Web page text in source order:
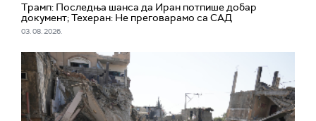
Трамп: Последња шанса да Иран потпише добар
документ; Техеран: Не преговарамо са САД
03. 08. 2026.